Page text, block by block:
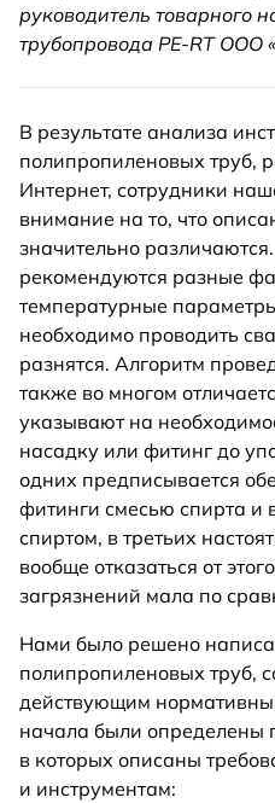
руководитель товарного
трубопровода PE-RT
В результате анализа
полипропиленовых труб,
Интернет, сотрудники
внимание на то, что
значительно
рекомендуются разные
температурные
необходимо проводить
разнятся. Алгоритм
также во многом
указывают на
насадку или фитинг до
одних предписывается
фитинги смесью спирта и
спиртом, в третьих
вообще отказаться от
загрязнений мала по
Нами было решено
полипропиленовых труб,
действующим
начала были определены
в которых описаны
и инструментам: